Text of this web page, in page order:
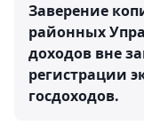
Заверение
районных
доходов вне
регистрации
госдоходов.